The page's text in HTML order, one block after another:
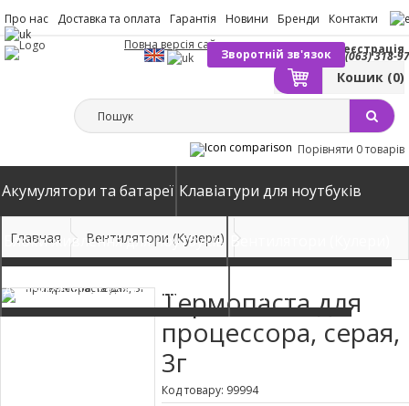
Про нас Доставка та оплата Гарантія Новини Бренди Контакти
(063) 318-
Зворотній зв'язок
Вхід Реєстрація
Кошик (0)
Повна версія сайту
Порівняти 0 товарів
Акумулятори та батареї Клавіатури для ноутбуків
Блоки живлення для ноутбуків Вентилятори (Кулери)
Автомобільні зарядні пристрої
Главная Вентилятори (Кулери)
Термопаста для
процессора, серая,
3г
Код товару: 99994